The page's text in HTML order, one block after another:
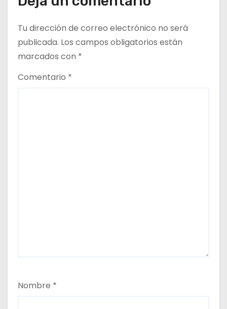
a
s
Tu dirección de correo electrónico no será
publicada. Los campos obligatorios están
marcados con *
Comentario *
Nombre *